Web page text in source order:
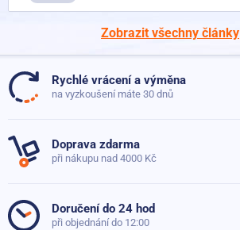
Zobrazit všechny články
Rychlé vrácení a výměna
na vyzkoušení máte 30 dnů
Doprava zdarma
při nákupu nad 4000 Kč
Doručení do 24 hod
při objednání do 12:00